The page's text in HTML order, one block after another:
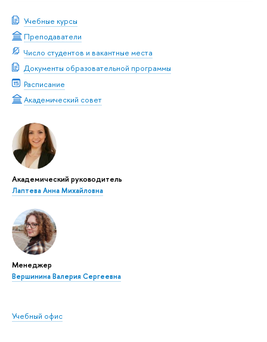
Учебные курсы
Преподаватели
Число студентов и вакантные места
Документы образовательной программы
Расписание
Академический совет
Академический руководитель
Лаптева Анна Михайловна
Менеджер
Вершинина Валерия Сергеевна
Учебный офис